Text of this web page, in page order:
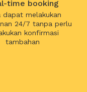
time booking
dapat melakukan
24/7 tanpa perlu
konfirmasi
tambahan